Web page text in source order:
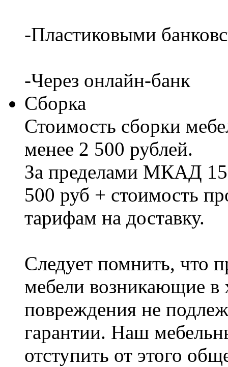
-Пластиковыми
-Через онлайн-банк
Сборка
Стоимость сборки
менее 2 500 рублей.
За пределами МКАД
500 руб + стоимость
тарифам на доставку.
Следует помнить, что
мебели возникающие в
повреждения не
гарантии. Наш
отступить от этого